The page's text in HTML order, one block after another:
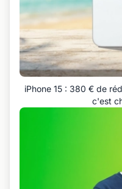
iPhone 15 : 380 € de
c'est